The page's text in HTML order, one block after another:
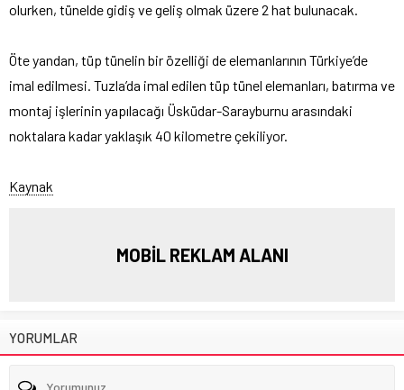
olurken, tünelde gidiş ve geliş olmak üzere 2 hat bulunacak.
Öte yandan, tüp tünelin bir özelliği de elemanlarının Türkiye’de
imal edilmesi. Tuzla’da imal edilen tüp tünel elemanları, batırma ve
montaj işlerinin yapılacağı Üsküdar-Sarayburnu arasındaki
noktalara kadar yaklaşık 40 kilometre çekiliyor.
Kaynak
MOBİL REKLAM ALANI
YORUMLAR